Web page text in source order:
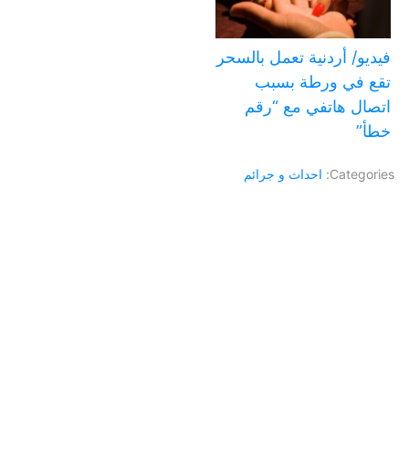
فيديو/ أردنية تعمل بالسحر
تقع في ورطة بسبب
اتصال هاتفي مع “رقم
خطأ”
Categories: احداث و جرائم